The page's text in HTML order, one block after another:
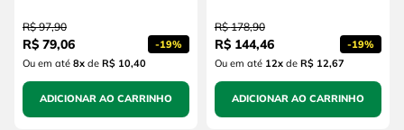
R$ 97,90
R$ 79,06 -19%
Ou em até 8xde R$ 10,40
ADICIONAR AO CARRINHO
R$ 178,90
R$ 144,46 -19%
Ou em até 12xde R$ 12,67
ADICIONAR AO CARRINHO